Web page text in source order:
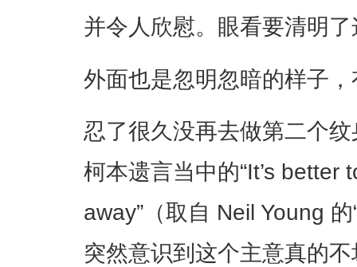
并令人欣慰。眼看要清明
外面也是忽明忽暗的样子
忍了很久没再去做第二个
柯本遗言当中的“It’s
away”（取自 Neil Young
突然意识到这个主意真的